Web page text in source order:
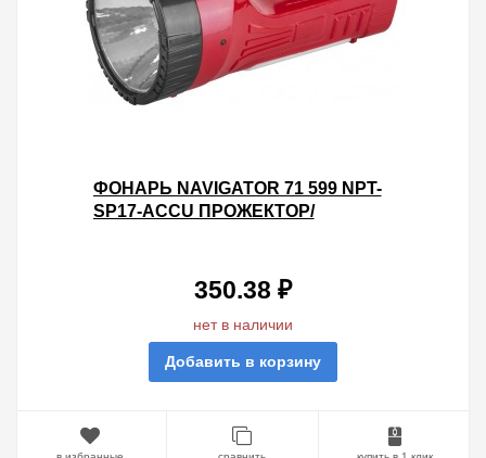
ФОНАРЬ NAVIGATOR 71 599 NPT-
SP17-ACCU ПРОЖЕКТОР/
350.38 ₽
нет в наличии
Добавить в корзину